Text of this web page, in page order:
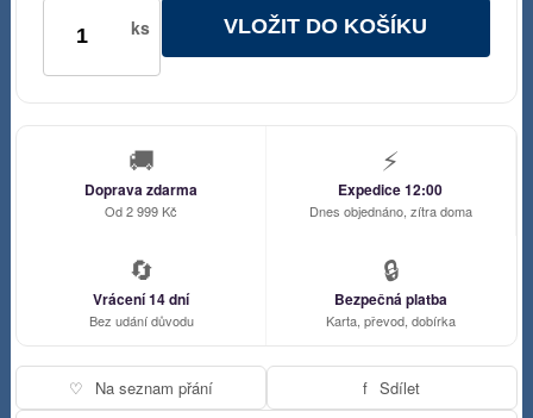
ks VLOŽIT DO KOŠÍKU
🚚
Doprava zdarma
Od 2 999 Kč
⚡
Expedice 12:00
Dnes objednáno, zítra doma
🔄
Vrácení 14 dní
Bez udání důvodu
🔒
Bezpečná platba
Karta, převod, dobírka
♡ Na seznam přání f Sdílet